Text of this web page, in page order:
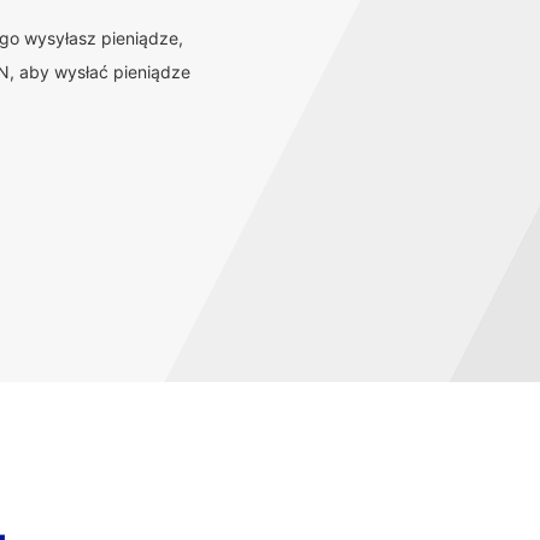
wysyłasz pieniądze,
aby wysłać pieniądze